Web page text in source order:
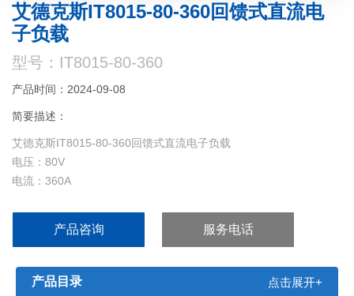
艾德克斯IT8015-80-360回馈式直流电
子负载
型号：IT8015-80-360
产品时间：2024-09-08
简要描述：
艾德克斯IT8015-80-360回馈式直流电子负载
电压：80V
电流：360A
精度：≤0.1% + 80mV/ ≤0.1% + 120mA
产品咨询 服务电话
产品目录 点击展开+